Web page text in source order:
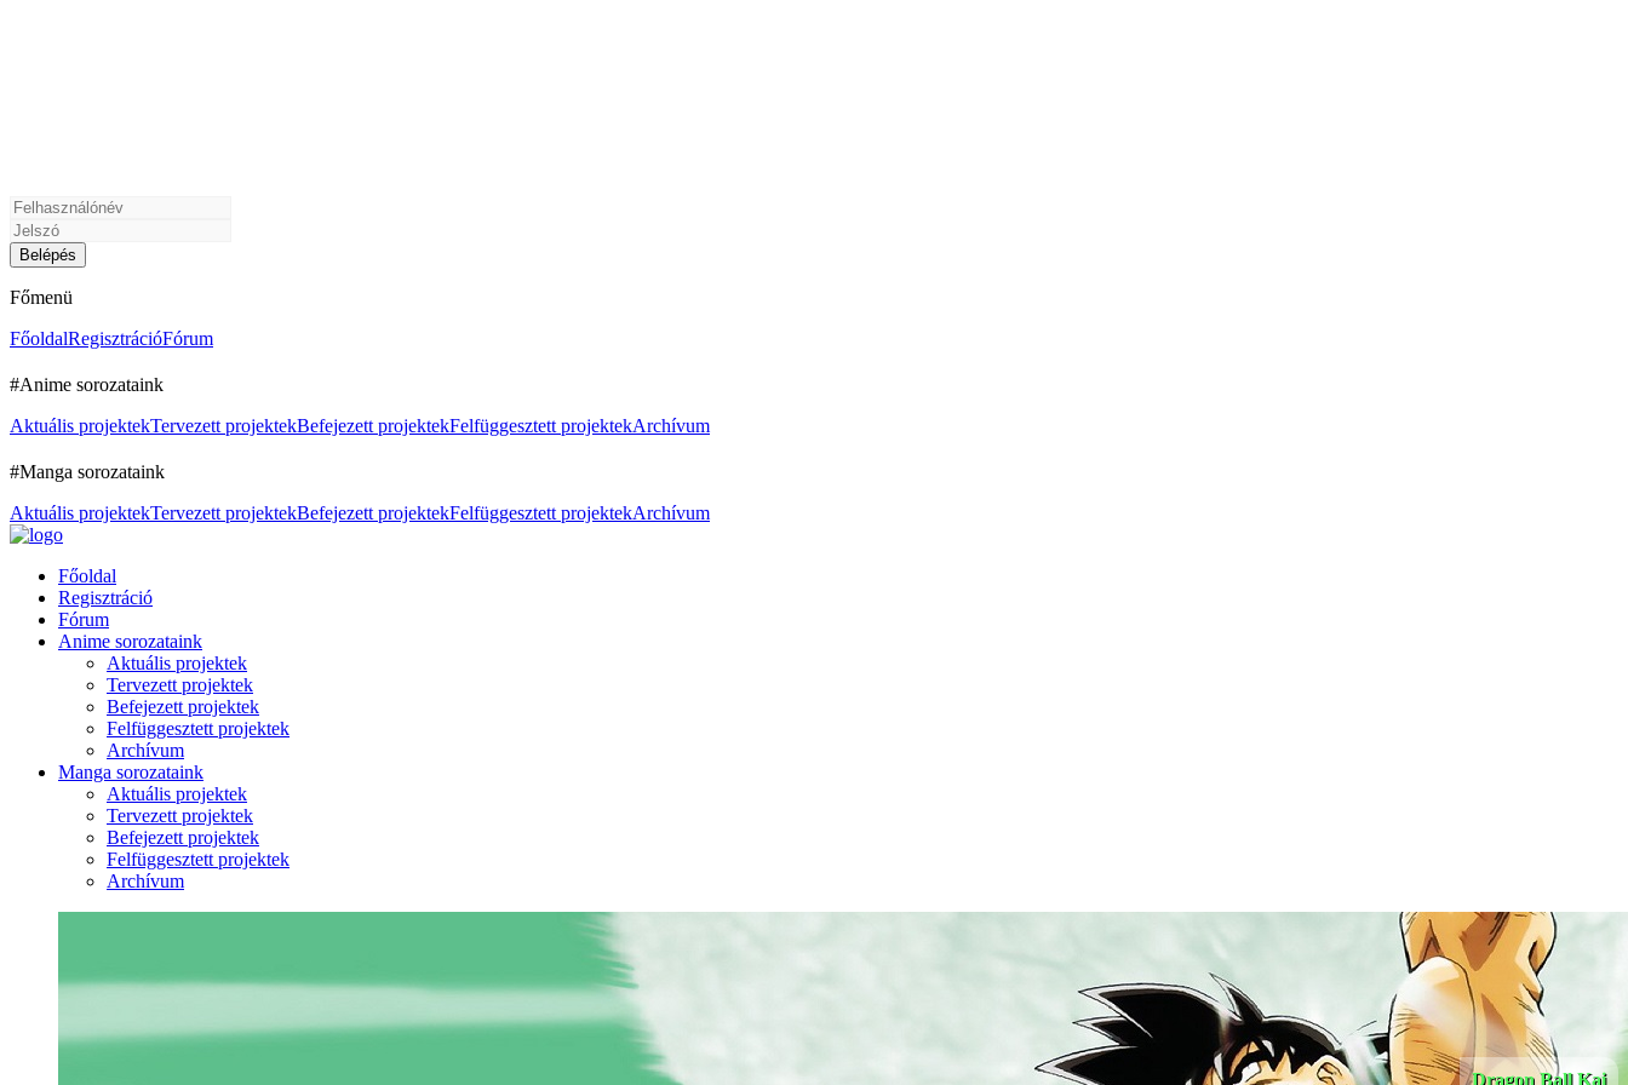
Főmenü
FőoldalRegisztrációFórum
#Anime sorozataink
Aktuális projektekTervezett projektekBefejezett projektekFelfüggesztett projektekArchívum
#Manga sorozataink
Aktuális projektekTervezett projektekBefejezett projektekFelfüggesztett projektekArchívum
Főoldal
Regisztráció
Fórum
Anime sorozataink
Aktuális projektek
Tervezett projektek
Befejezett projektek
Felfüggesztett projektek
Archívum
Manga sorozataink
Aktuális projektek
Tervezett projektek
Befejezett projektek
Felfüggesztett projektek
Archívum
Dragon Ball Kai